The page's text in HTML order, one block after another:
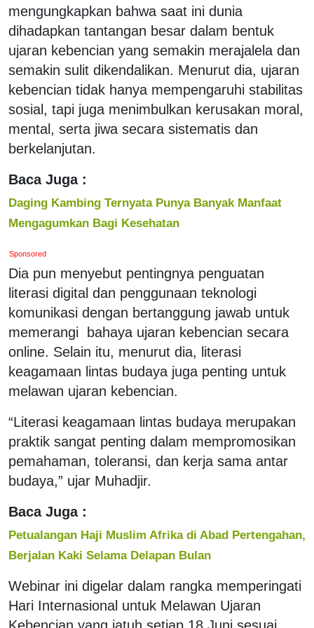
mengungkapkan bahwa saat ini dunia
dihadapkan tantangan besar dalam bentuk
ujaran kebencian yang semakin merajalela dan
semakin sulit dikendalikan. Menurut dia, ujaran
kebencian tidak hanya mempengaruhi stabilitas
sosial, tapi juga menimbulkan kerusakan moral,
mental, serta jiwa secara sistematis dan
berkelanjutan.
Baca Juga :
Daging Kambing Ternyata Punya Banyak Manfaat
Mengagumkan Bagi Kesehatan
Sponsored
Dia pun menyebut pentingnya penguatan
literasi digital dan penggunaan teknologi
komunikasi dengan bertanggung jawab untuk
memerangi bahaya ujaran kebencian secara
online. Selain itu, menurut dia, literasi
keagamaan lintas budaya juga penting untuk
melawan ujaran kebencian.
“Literasi keagamaan lintas budaya merupakan
praktik sangat penting dalam mempromosikan
pemahaman, toleransi, dan kerja sama antar
budaya,” ujar Muhadjir.
Baca Juga :
Petualangan Haji Muslim Afrika di Abad Pertengahan,
Berjalan Kaki Selama Delapan Bulan
Webinar ini digelar dalam rangka memperingati
Hari Internasional untuk Melawan Ujaran